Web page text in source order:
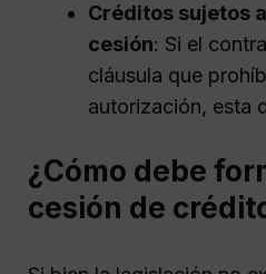
Créditos sujetos
cesión: Si el
cláusula que
autorización, esta
¿Cómo debe
cesión de